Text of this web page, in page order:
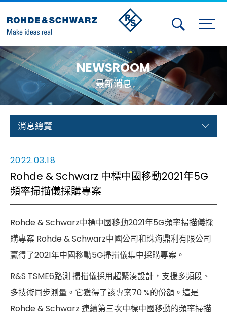
Activities
Contact Us
Member
Calendar
Test and Measurement
Aerospace | Defense | Security
Broadcast and Media
Cybersecurity
NEWSROOM
最新消息
消息總覽
2022.03.18
Rohde & Schwarz 中標中國移動2021年5G
頻率掃描儀採購專案
Rohde & Schwarz中標中國移動2021年5G頻率掃描儀採
購專案 Rohde & Schwarz中國公司和珠海鼎利有限公司
贏得了2021年中國移動5G掃描儀集中採購專案。
R&S TSME6路測 掃描儀採用超緊湊設計，支援多頻段、
多技術同步測量。它獲得了該專案70 %的份額。這是
Rohde & Schwarz 連續第三次中標中國移動的頻率掃描